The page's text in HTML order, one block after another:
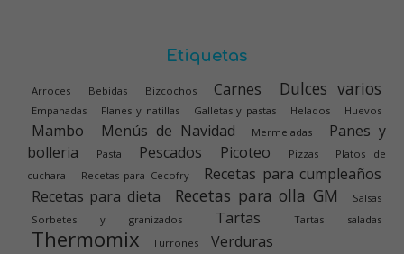
Etiquetas
Arroces Bebidas Bizcochos Carnes Dulces varios
Empanadas Flanes y natillas Galletas y pastas Helados Huevos
Mambo Menús de Navidad Mermeladas
Panes y
bolleria
Pasta Pescados Picoteo Pizzas
Platos de
cuchara
Recetas para Cecofry
Recetas para cumpleaños
Recetas para dieta
Recetas para olla GM
Salsas
Sorbetes y granizados
Tartas Tartas saladas
Thermomix Turrones Verduras